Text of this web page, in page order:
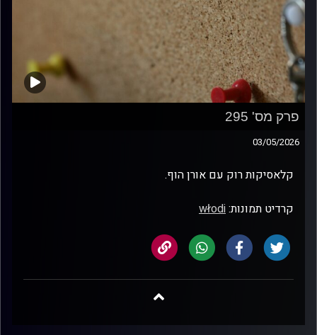
פרק מס' 295
03/05/2026
קלאסיקות רוק עם אורן הוף.
קרדיט תמונות:włodi